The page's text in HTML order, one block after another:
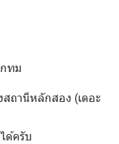
ทม
ถานีหลักสอง (เดอะ
ด้ครับ